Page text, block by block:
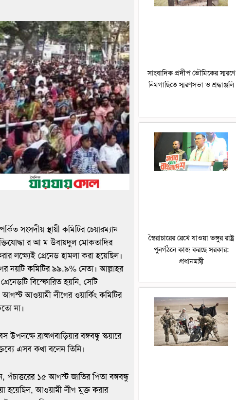
সংসদীয় স্থায়ী কমিটির চেয়ারম্যান
র আ ম উবায়দুল মোকতাদির
লক্ষ্যেই গ্রেনেড হামলা করা হয়েছিল।
নয়টি কমিটির ৯৯.৯% নেতা। আল্লাহর
বিস্ফোরিত হয়নি, সেটি
আওয়ামী লীগের ওয়ার্কিং কমিটির
না।
ব্রাহ্মণবাড়িয়ার বঙ্গবন্ধু স্কয়ারে
এসব কথা বলেন তিনি।
১৫ আগস্ট জাতির পিতা বঙ্গবন্ধু
হয়েছিল, আওয়ামী লীগ মুক্ত করার
সাংবাদিক প্রদীপ ভৌমিকের স্মরণে
নিমগাছিতে স্মরণসভা ও শ্রদ্ধাঞ্জলি
স্বৈরাচারের রেখে যাওয়া ভঙ্গুর রাষ্ট্র
পুনর্গঠনে কাজ করছে সরকার:
প্রধানমন্ত্রী